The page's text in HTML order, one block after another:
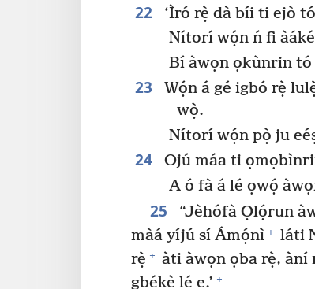
22
‘Ìró rẹ̀ dà bíi ti ejò
Nítorí wọ́n ń fi
Bí àwọn ọkùnrin tó
23
Wọ́n á gé igbó rẹ̀
wọ̀.
Nítorí wọ́n pọ̀ ju
24
Ojú máa ti
A ó fà á lé ọwọ́
25
“Jèhófà Ọlọ́run
màá yíjú sí Ámọ́nì + láti
rẹ̀ + àti àwọn ọba rẹ̀, àní
gbẹ́kẹ̀ lé e.’ +